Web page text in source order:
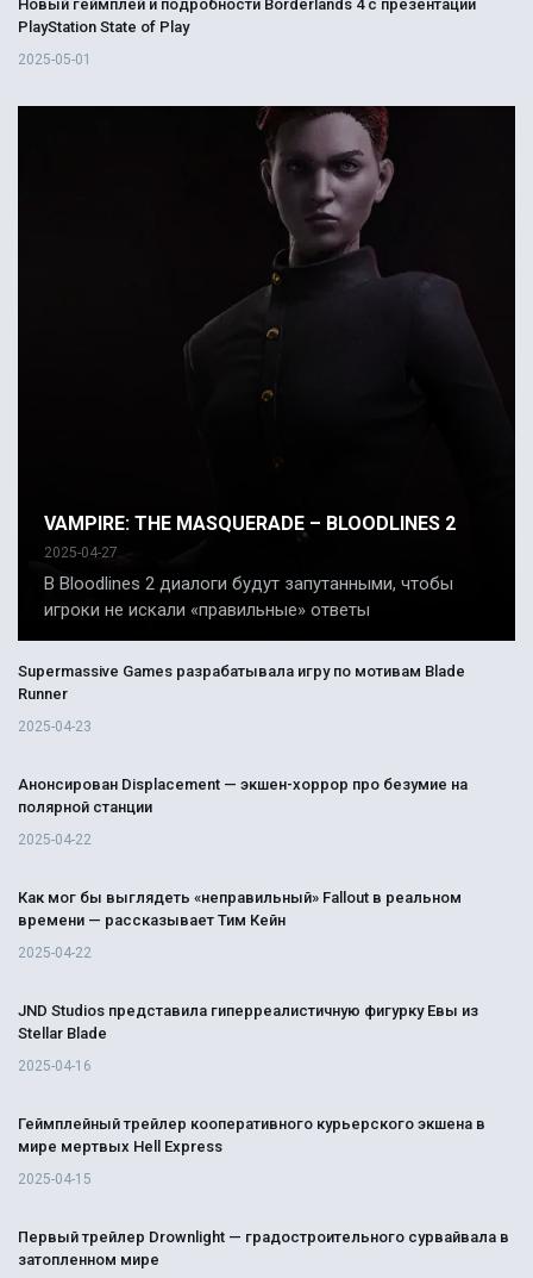
Новый геймплей и подробности Borderlands 4 с презентации
PlayStation State of Play
2025-05-01
VAMPIRE: THE MASQUERADE – BLOODLINES 2
2025-04-27
В Bloodlines 2 диалоги будут запутанными, чтобы
игроки не искали «правильные» ответы
Supermassive Games разрабатывала игру по мотивам Blade
Runner
2025-04-23
Анонсирован Displacement — экшен-хоррор про безумие на
полярной станции
2025-04-22
Как мог бы выглядеть «неправильный» Fallout в реальном
времени — рассказывает Тим Кейн
2025-04-22
JND Studios представила гиперреалистичную фигурку Евы из
Stellar Blade
2025-04-16
Геймплейный трейлер кооперативного курьерского экшена в
мире мертвых Hell Express
2025-04-15
Первый трейлер Drownlight — градостроительного сурвайвала в
затопленном мире